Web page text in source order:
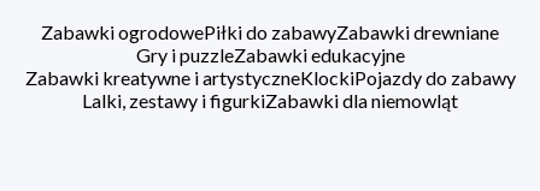
Zabawki ogrodowePiłki do zabawyZabawki drewniane
Gry i puzzleZabawki edukacyjne
Zabawki kreatywne i artystyczneKlockiPojazdy do zabawy
Lalki, zestawy i figurkiZabawki dla niemowląt